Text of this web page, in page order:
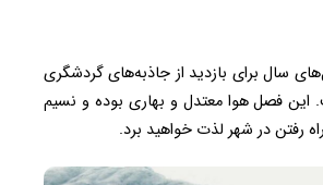
سال برای بازدید از جاذبه‌های گردشگری
این فصل هوا معتدل و بهاری بوده و نسیم
رفتن در شهر لذت خواهید برد.